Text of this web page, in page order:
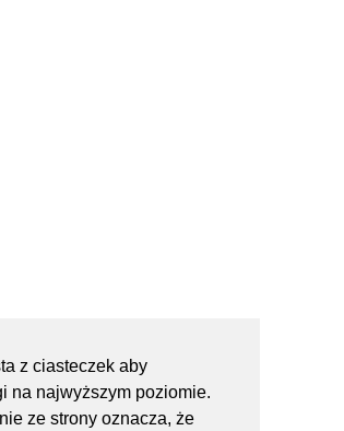
z ciasteczek aby
na najwyższym poziomie.
ze strony oznacza, że